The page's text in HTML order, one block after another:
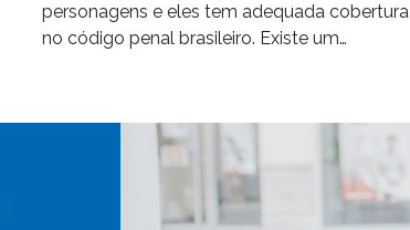
personagens e eles tem adequada cobertura
no código penal brasileiro. Existe um…